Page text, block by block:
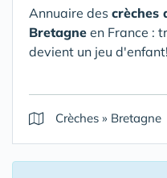
Annuaire des crèches
Bretagne en France :
devient un jeu d'enfant!
Crèches » Bretagne